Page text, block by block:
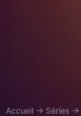
Accueil → Séries →